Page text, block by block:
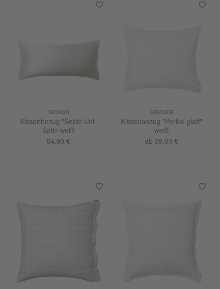
SICHOU
Kissenbezug "Seide Uni"
Satin weiß
84,90 €
GRASER
Kissenbezug "Perkal glatt"
weiß
ab 39,00 €